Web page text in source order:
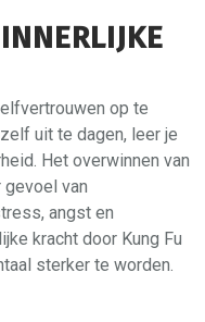
op te
uit te dagen, leer je
Het overwinnen van
van
angst en
kracht door Kung Fu
sterker te worden.